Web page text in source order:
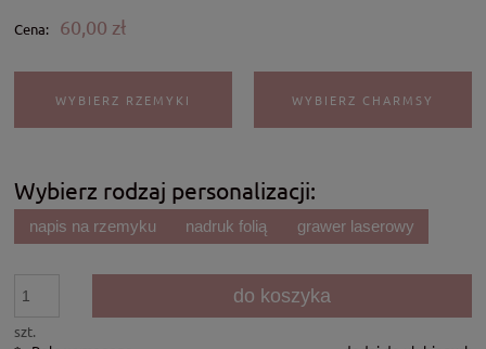
Cena: 60,00 zł
WYBIERZ RZEMYKI WYBIERZ CHARMSY
Wybierz rodzaj personalizacji:
napis na rzemyku nadruk folią grawer laserowy
szt.
do koszyka